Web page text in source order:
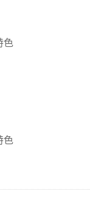
色
色